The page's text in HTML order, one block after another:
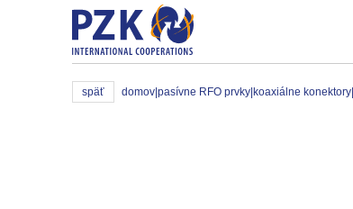
späť domov pasívne RFO prvky koaxiálne konektory